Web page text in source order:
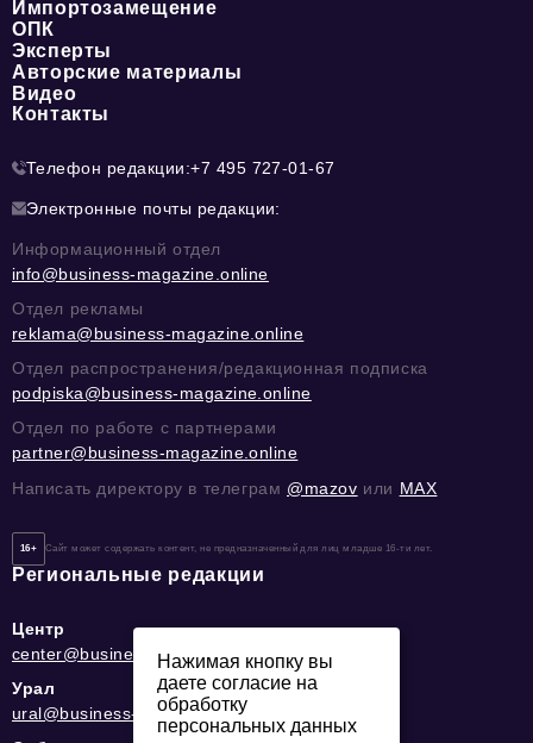
Импортозамещение
ОПК
Эксперты
Авторские материалы
Видео
Контакты
Телефон редакции:+7 495 727-01-67
Электронные почты редакции:
Информационный отдел
info@business-magazine.online
Отдел рекламы
reklama@business-magazine.online
Отдел распространения/редакционная подписка
podpiska@business-magazine.online
Отдел по работе с партнерами
partner@business-magazine.online
Написать директору в телеграм @mazov или MAX
16+ Сайт может содержать контент, не предназначенный для лиц младше 16-ти лет.
Региональные редакции
Центр
center@business-magazine.online
Урал
ural@business-magazine.online
Нажимая кнопку вы
даете согласие на
обработку
персональных данных